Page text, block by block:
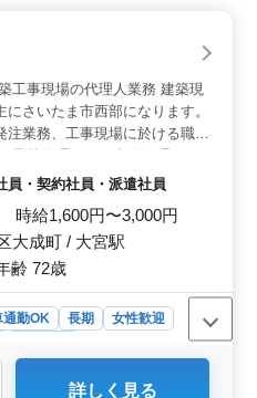
ため、多種多様な車種に対
きます。自動車整備士と
広い経験を積むことも可
にしつつ、仕事とプライベ
環境です。 社会保険完備
に勤務できる要素の一つで
工事現場の代理人業務 建築現
にさいたま市西部になります。
注業務、工事現場に於ける職人
ル：エクセル・ワード必須)
員・契約社員・派遣社員
時給1,600円〜3,000円
大成町 / 大宮駅
齢 72歳
通勤OK 長期
女性歓迎
詳しく見る